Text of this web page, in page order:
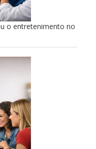
o entretenimento no